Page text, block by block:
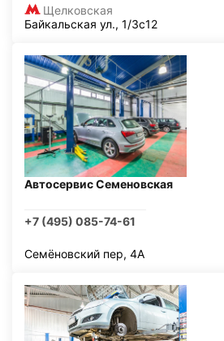
Щелковская
Байкальская ул., 1/3с12
Автосервис Семеновская
+7 (495) 085-74-61
Семёновский пер, 4А